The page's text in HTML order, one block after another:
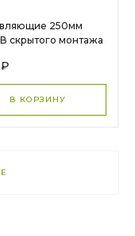
250мм
скрытого монтажа
0025238 МС 755
В КОРЗИНУ